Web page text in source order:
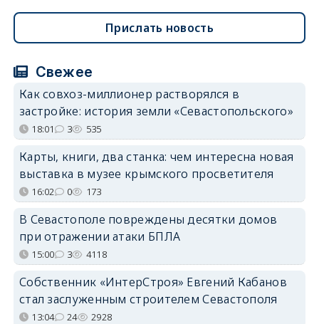
Прислать новость
Свежее
Как совхоз-миллионер растворялся в
застройке: история земли «Севастопольского»
18:01 3 535
Карты, книги, два станка: чем интересна новая
выставка в музее крымского просветителя
16:02 0 173
В Севастополе повреждены десятки домов
при отражении атаки БПЛА
15:00 3 4118
Собственник «ИнтерСтроя» Евгений Кабанов
стал заслуженным строителем Севастополя
13:04 24 2928